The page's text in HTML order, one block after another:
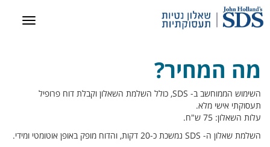
מה המחיר?
השימוש הממוחשב ב- SDS, כולל השלמת השאלון וקבלת דוח פרופיל
תעסוקתי אישי מלא.
עלות השאלון: 75 ש"ח.
השלמת שאלון ה- SDS נמשכת כ-20 דקות, והדוח מופק באופן אוטומטי ומידי.